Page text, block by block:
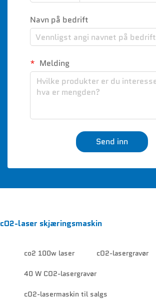
Navn på bedrift
Melding
Send inn
cO2-laser skjæringsmaskin
co2 100w laser cO2-lasergravør
40 W CO2-lasergravør
cO2-lasermaskin til salgs